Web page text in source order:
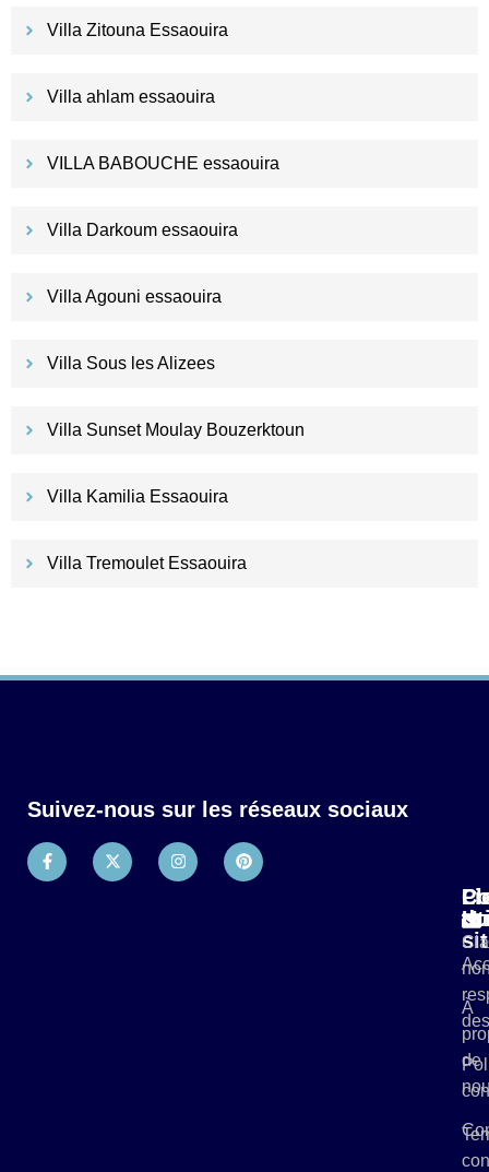
Villa Zitouna Essaouira
Villa ahlam essaouira
VILLA BABOUCHE essaouira
Villa Darkoum essaouira
Villa Agouni essaouira
Villa Sous les Alizees
Villa Sunset Moulay Bouzerktoun
Villa Kamilia Essaouira
Villa Tremoulet Essaouira
Suivez-nous sur les réseaux sociaux
du
À
de